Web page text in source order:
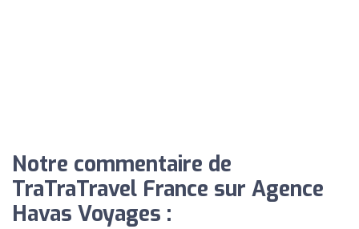
Notre commentaire de
TraTraTravel France sur Agence
Havas Voyages :